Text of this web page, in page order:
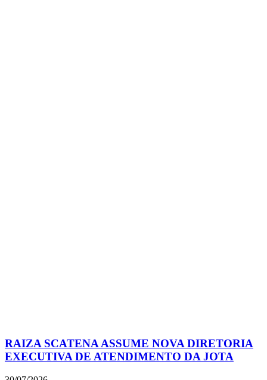
RAIZA SCATENA ASSUME NOVA DIRETORIA
EXECUTIVA DE ATENDIMENTO DA JOTA